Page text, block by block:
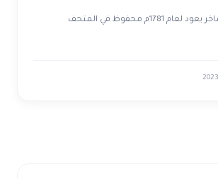
رسم كاريكاتيري ساخر يعود لعام 1781م محفوظ في المتحف